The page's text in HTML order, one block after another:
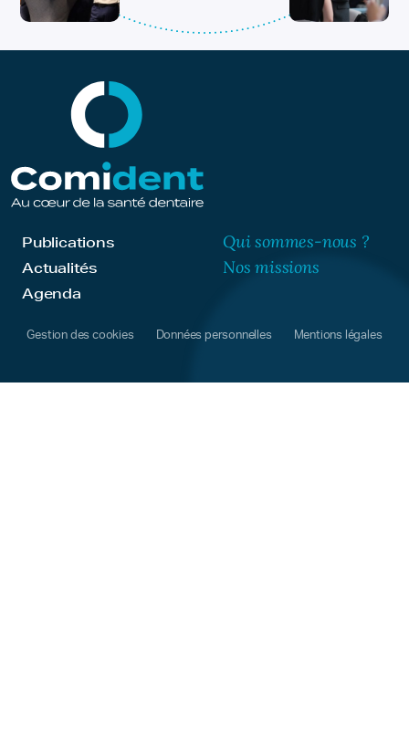
Publications
Actualités
Agenda
Qui sommes-nous ?
Nos missions
Gestion des cookies Données personnelles Mentions légales